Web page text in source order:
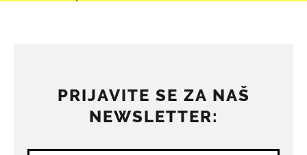
PRIJAVITE SE ZA NAŠ
NEWSLETTER: